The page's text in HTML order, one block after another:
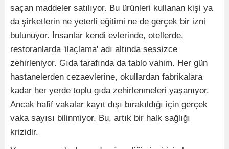
saçan maddeler satılıyor. Bu ürünleri kullanan kişi ya
da şirketlerin ne yeterli eğitimi ne de gerçek bir izni
bulunuyor. İnsanlar kendi evlerinde, otellerde,
restoranlarda 'ilaçlama' adı altında sessizce
zehirleniyor. Gıda tarafında da tablo vahim. Her gün
hastanelerden cezaevlerine, okullardan fabrikalara
kadar her yerde toplu gıda zehirlenmeleri yaşanıyor.
Ancak hafif vakalar kayıt dışı bırakıldığı için gerçek
vaka sayısı bilinmiyor. Bu, artık bir halk sağlığı
krizidir.